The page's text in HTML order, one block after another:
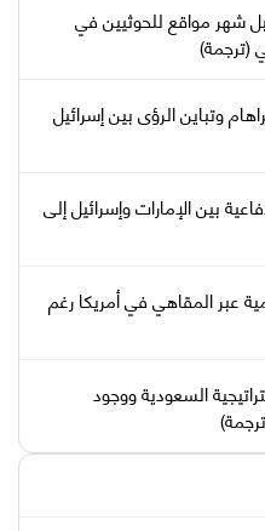
شهر مواقع للحوثيين في
(ترجمة)
وتباين الرؤى بين إسرائيل
بين الإمارات وإسرائيل إلى
عبر المقاهي في أمريكا رغم
السعودية ووجود